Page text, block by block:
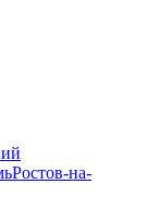
Ростов-на-